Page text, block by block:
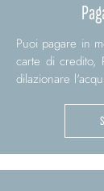
Puoi pagare in
carte di credito,
dilazionare